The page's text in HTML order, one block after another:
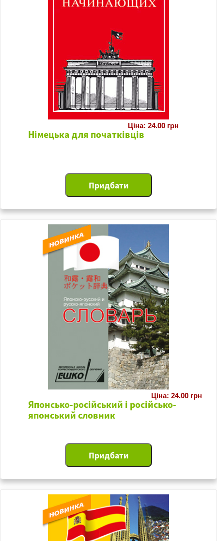
Німецька для початківців
Ціна: 24.00 грн
Японсько-російський і російсько-
японський словник
Ціна: 24.00 грн